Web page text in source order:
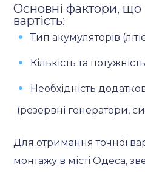
Основні фактори, що
вартість:
Тип акумуляторів
Кількість та
Необхідність
(резервні генератори,
Для отримання точної
монтажу в місті Одеса,